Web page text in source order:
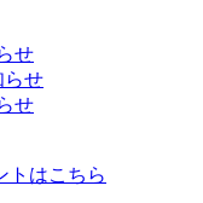
せ
らせ
せ